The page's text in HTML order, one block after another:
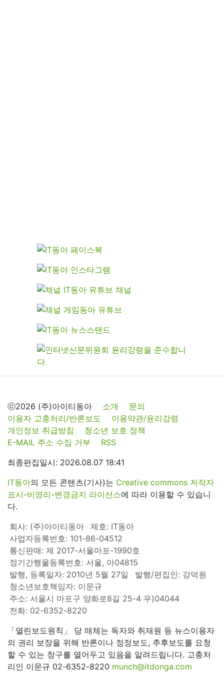
ⓒ2026 (주)아이티동아 소개
문의
이용자 고충처리/반론보도
이용약관/윤리강령
개인정보 취급방침
청소년 보호 정책
E-MAIL 주소 수집 거부
RSS
최종편집일시: 2026.08.07 18:41
IT동아의 모든 콘텐츠(기사)는 Creative commons 저작자
표시-비영리-변경금지 라이선스에 따라 이용할 수 있습니
다.
회사: (주)아이티동아
제호: IT동아
사업자등록번호: 101-86-04512
통신판매: 제 2017-서울마포-1990호
정기간행물등록번호: 서울, 아04815
발행, 등록일자: 2010년 5월 27일
발행/편집인: 강덕원
청소년보호책임자: 이문규
주소: 서울시 마포구 양화로8길 25-4 우)04044
전화: 02-6352-8220
「열린보도원칙」 당 매체는 독자와 취재원 등 뉴스이용자
의 권리 보장을 위해 반론이나 정정보도, 추후보도를 요청
할 수 있는 창구를 열어두고 있음을 알려드립니다. 고충처
리인 이문규 02-6352-8220 munch@itdonga.com